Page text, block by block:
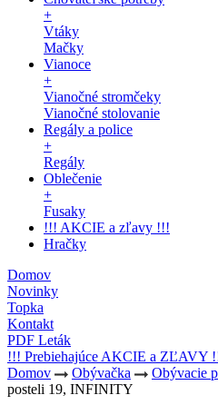
+
Vtáky
Mačky
Vianoce
+
Vianočné stromčeky
Vianočné stolovanie
Regály a police
+
Regály
Oblečenie
+
Fusaky
!!! AKCIE a zľavy !!!
Hračky
Domov
Novinky
Topka
Kontakt
PDF Leták
!!! Prebiehajúce AKCIE a ZĽAVY
Domov
Obývačka Obývacie
posteli 19, INFINITY